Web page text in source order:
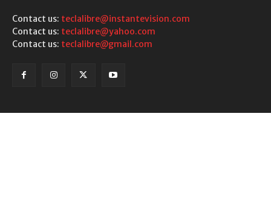
Contact us: teclalibre@instantevision.com
Contact us: teclalibre@yahoo.com
Contact us: teclalibre@gmail.com